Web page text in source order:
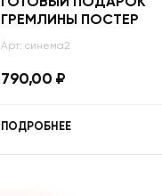
ГРЕМЛИНЫ ПОСТЕР
Арт: синема2
790,00 ₽
ПОДРОБНЕЕ